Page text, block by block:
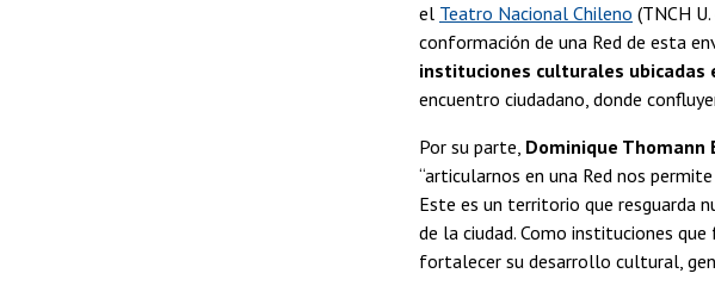
el Teatro Nacional Chileno (TNCH
conformación de una Red de esta
instituciones culturales ubicadas
encuentro ciudadano, donde
Por su parte, Dominique Thomann
“articularnos en una Red nos permite
Este es un territorio que resguarda
de la ciudad. Como instituciones
fortalecer su desarrollo cultural,